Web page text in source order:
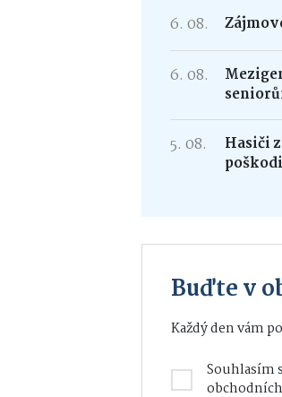
6. 08.
6. 08.
5. 08.
Hasiči
Buďte v
Každý den vám
Souhlasím